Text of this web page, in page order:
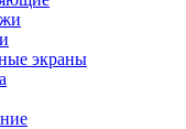
экраны